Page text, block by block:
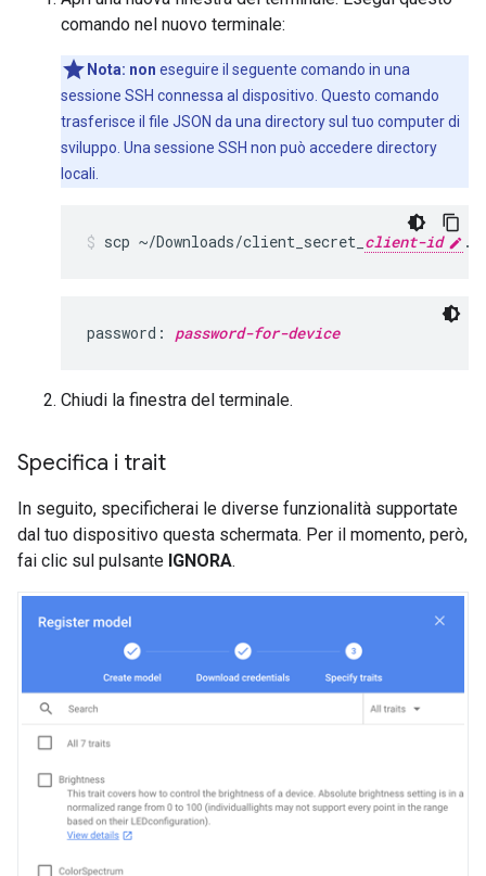
comando nel nuovo terminale:
Nota: non eseguire il seguente comando in una
sessione SSH connessa al dispositivo. Questo comando
trasferisce il file JSON da una directory sul tuo computer di
sviluppo. Una sessione SSH non può accedere directory
locali.
scp ~/Downloads/client_secret_ client-id
password: password-for-device
Chiudi la finestra del terminale.
Specifica i trait
In seguito, specificherai le diverse funzionalità supportate
dal tuo dispositivo questa schermata. Per il momento, però,
fai clic sul pulsante IGNORA.